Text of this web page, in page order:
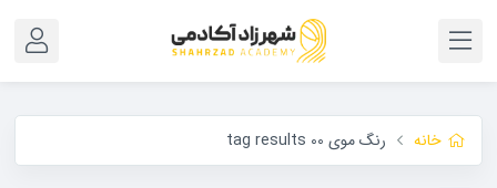
خانه رنگ موی 00 tag results